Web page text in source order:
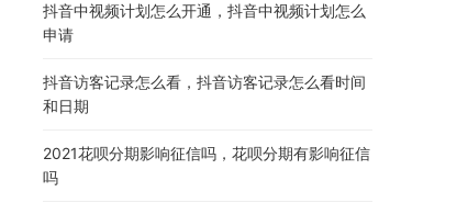
抖音中视频计划怎么开通，抖音中视频计划怎么
申请
抖音访客记录怎么看，抖音访客记录怎么看时间
和日期
2021花呗分期影响征信吗，花呗分期有影响征信
吗